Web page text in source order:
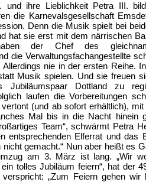
und ihre Lieblichkeit Petra III.
die Karnevalsgesellschaft
Denn die Musik spielt bei
hat sie erst mit dem närrischen
haben der Chef des
die Verwaltungsfachangestellte
nie in der ersten Reihe.
Musik spielen. Und sie freuen
Jubiläumspaar Dottland zu
laufen die Vorbereitungen
(und ab sofort erhältlich),
Mal bis in die Nacht hinein
Team“, schwärmt Petra
entsprechenden Elferrat und das
gemacht.“ Nun aber heißt es
am 3. März ist lang. „Wir
tolles Jubiläum feiern“, hat der
„Zum Feiern gehen